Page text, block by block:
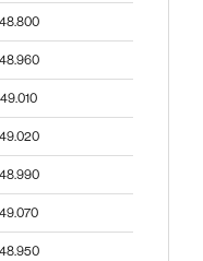
48.800
48.960
49.010
49.020
48.990
49.070
48.950